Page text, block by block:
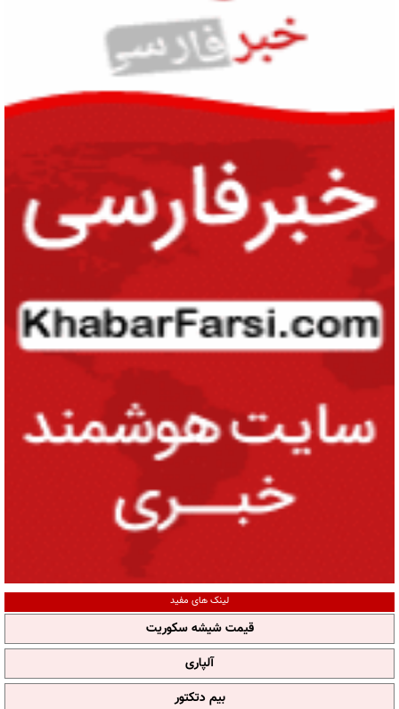
لینک های مفید
قیمت شیشه سکوریت
آلپاری
بیم دتکتور